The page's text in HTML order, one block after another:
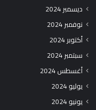
ديسمبر 2024
نوفمبر 2024
أكتوبر 2024
سبتمبر 2024
أغسطس 2024
يوليو 2024
يونيو 2024